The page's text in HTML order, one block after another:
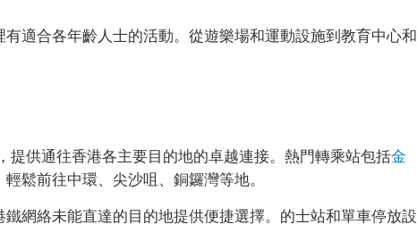
適合各年齡人士的活動。從遊樂場和運動設施到教育中心和
提供通往香港各主要目的地的卓越連接。熱門轉乘站包括金
輕鬆前往中環、尖沙咀、銅鑼灣等地。
網絡未能直達的目的地提供便捷選擇。的士站和單車停放設